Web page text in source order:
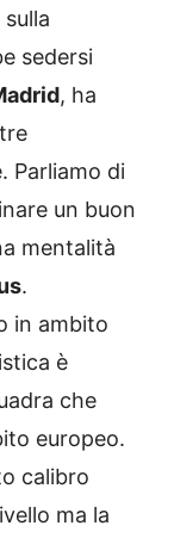
sedersi
, ha
Parliamo di
un buon
mentalità
.
in ambito
è
che
europeo.
calibro
ma la